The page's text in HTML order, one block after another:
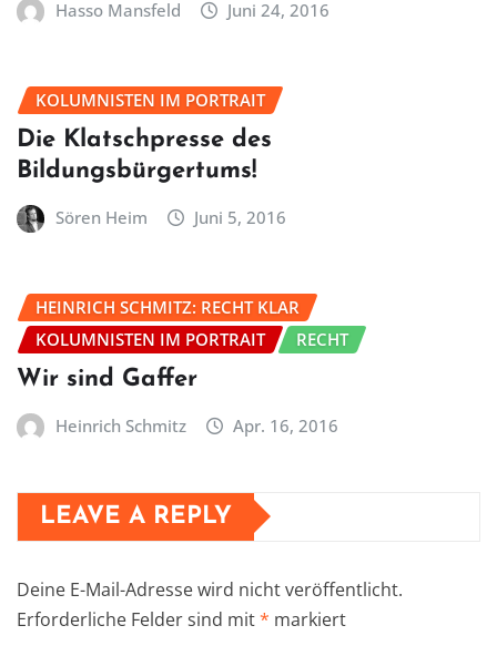
Hasso Mansfeld Juni 24, 2016
KOLUMNISTEN IM PORTRAIT
Die Klatschpresse des
Bildungsbürgertums!
Sören Heim Juni 5, 2016
HEINRICH SCHMITZ: RECHT KLAR
KOLUMNISTEN IM PORTRAIT
RECHT
Wir sind Gaffer
Heinrich Schmitz Apr. 16, 2016
LEAVE A REPLY
Deine E-Mail-Adresse wird nicht veröffentlicht.
Erforderliche Felder sind mit* markiert